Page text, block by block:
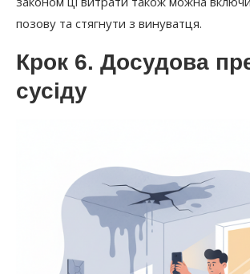
позову та стягнути з винуватця.
Крок 6. Досудова
сусіду